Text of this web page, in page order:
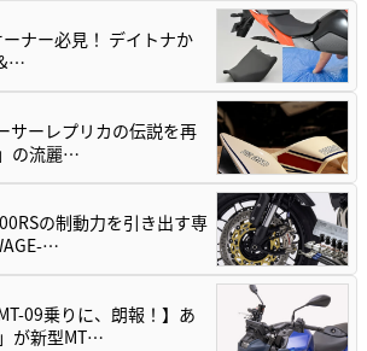
ナー必見！ デイトナか
サーレプリカの伝説を再
の流麗…
の制動力を引き出す専
…
09乗りに、朗報！】あ
が新型MT…